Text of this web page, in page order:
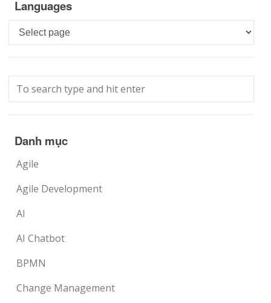
Languages
Languages
Danh mục
Agile
Agile Development
AI
AI Chatbot
BPMN
Change Management